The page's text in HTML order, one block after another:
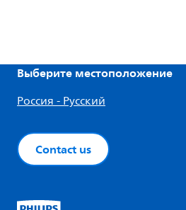
Выберите местоположение
Россия - Русский
Contact us